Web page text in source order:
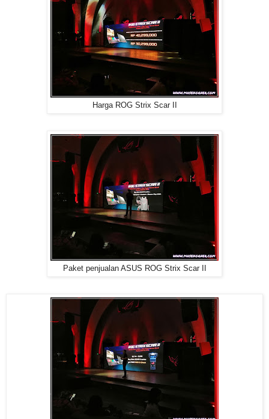
Harga ROG Strix Scar II
Paket penjualan ASUS ROG Strix Scar II